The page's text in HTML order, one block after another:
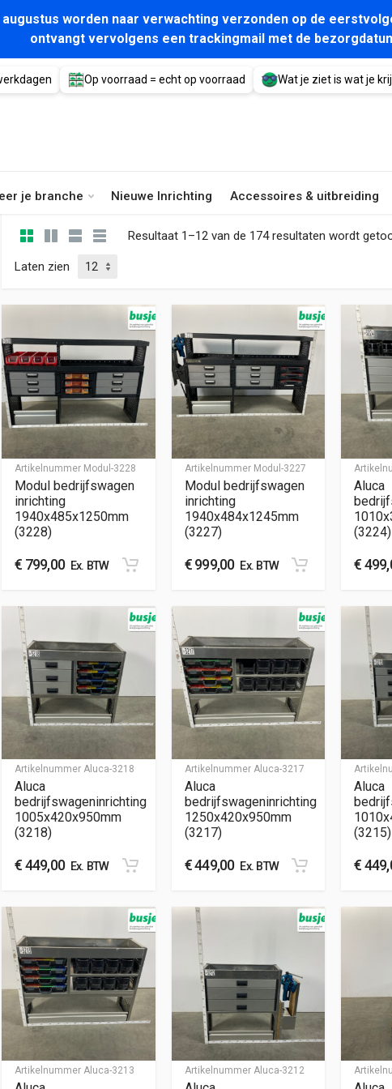
worden naar verwachting verzonden op de
ontvangt vervolgens een trackingmail met de
Op voorraad = echt op voorraad Wat je ziet is wat je
je branche Nieuwe Inrichting Accessoires & uitbreiding
Resultaat 1–12 van de 174 resultaten wordt
Laten zien
Artikelnummer Modul-3228
Modul bedrijfswagen
inrichting
1940x485x1250mm
(3228)
€ 799,00Ex. BTW
Artikelnummer Modul-3227
Modul bedrijfswagen
inrichting
1940x484x1245mm
(3227)
€999,00Ex. BTW
Aluca
(3224)
€
Artikelnummer Aluca-3218
Aluca
bedrijfswageninrichting
1005x420x950mm
(3218)
€449,00Ex. BTW
Artikelnummer Aluca-3217
Aluca
bedrijfswageninrichting
1250x420x950mm
(3217)
€449,00Ex. BTW
Aluca
(3215)
€
Artikelnummer Aluca-3213 Artikelnummer Aluca-3212